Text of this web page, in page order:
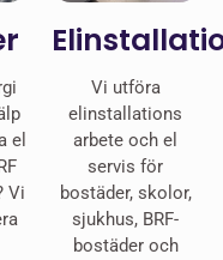
el
Vi
Vi utföra
elinstallations
arbete och el
servis för
bostäder, skolor,
sjukhus, BRF-
bostäder och